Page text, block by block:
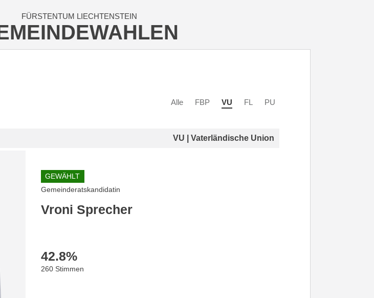
FÜRSTENTUM LIECHTENSTEIN
Alle FBP VU FL PU
VU | Vaterländische Union
GEWÄHLT
Gemeinderatskandidatin
Vroni Sprecher
42.8%
260 Stimmen